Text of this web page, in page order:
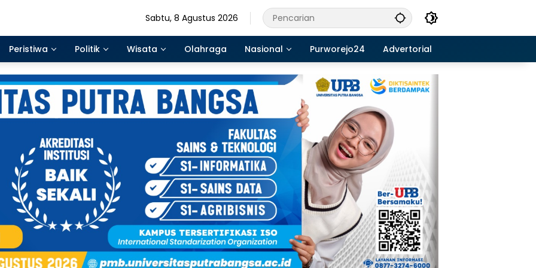
Sabtu, 8 Agustus 2026
Peristiwa Politik Wisata Olahraga Nasional Purworejo24 Advertorial